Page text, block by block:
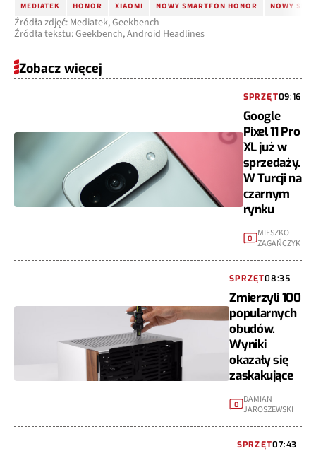
MEDIATEK HONOR XIAOMI NOWY SMARTFON HONOR NOWY
Źródła zdjęć: Mediatek, Geekbench
Źródła tekstu: Geekbench, Android Headlines
Zobacz więcej
SPRZĘT09:16
Google
Pixel 11 Pro
XL już w
sprzedaży.
W Turcji na
czarnym
rynku
0 MIESZKO
ZAGAŃCZYK
SPRZĘT08:35
Zmierzyli 100
popularnych
obudów.
Wyniki
okazały się
zaskakujące
0
DAMIAN
JAROSZEWSKI
SPRZĘT07:43